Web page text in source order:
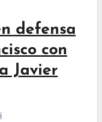
defensa
con
Javier